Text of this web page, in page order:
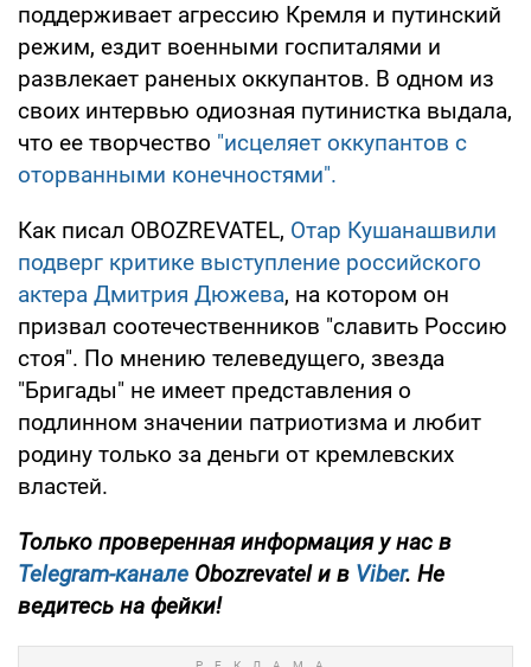
поддерживает агрессию Кремля и путинский
режим, ездит военными госпиталями и
развлекает раненых оккупантов. В одном из
своих интервью одиозная путинистка выдала,
что ее творчество "исцеляет оккупантов с
оторванными конечностями".
Как писал OBOZREVATEL, Отар Кушанашвили
подверг критике выступление российского
актера Дмитрия Дюжева, на котором он
призвал соотечественников "славить Россию
стоя". По мнению телеведущего, звезда
"Бригады" не имеет представления о
подлинном значении патриотизма и любит
родину только за деньги от кремлевских
властей.
Только проверенная информация у нас в
Telegram-канале Obozrevatel и в Viber. Не
ведитесь на фейки!